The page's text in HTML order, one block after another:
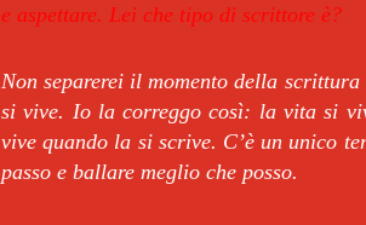
e aspettare. Lei che tipo di scrittore è?
Non separerei il momento della
si vive. Io la correggo così: la vita si
vive quando la si scrive. C’è un unico
passo e ballare meglio che posso.